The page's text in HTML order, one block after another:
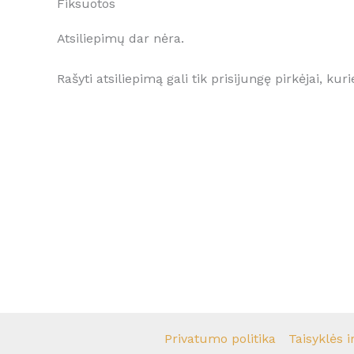
Fiksuotos
Atsiliepimų dar nėra.
Rašyti atsiliepimą gali tik prisijungę pirkėjai,
Privatumo politika Taisyklės